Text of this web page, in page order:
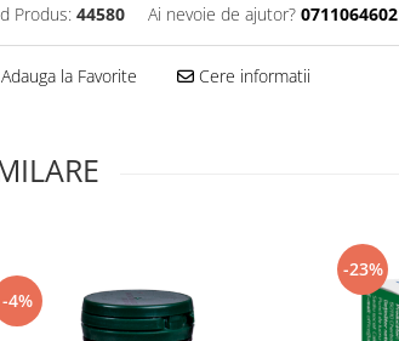
Produs: 44580 Ai nevoie de ajutor? 0711064602
Adauga la Favorite Cere informatii
-4%
-23%